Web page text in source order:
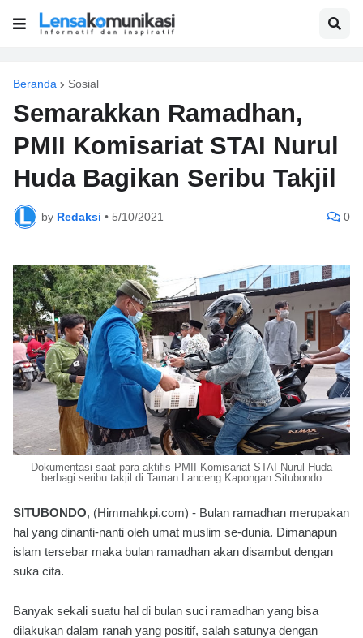
Beranda Sosial
Semarakkan Ramadhan,
PMII Komisariat STAI Nurul
Huda Bagikan Seribu Takjil
by Redaksi • 5/10/2021 0
Dokumentasi saat para aktifis PMII Komisariat STAI Nurul Huda
berbagi seribu takjil di Taman Lanceng Kapongan Situbondo
SITUBONDO, (Himmahkpi.com) - Bulan ramadhan merupakan
hal yang dinanti-nanti oleh umat muslim se-dunia. Dimanapun
islam tersebar maka bulan ramadhan akan disambut dengan
suka cita.
Banyak sekali suatu hal di bulan suci ramadhan yang bisa
dilakukan dalam ranah yang positif, salah satunya dengan